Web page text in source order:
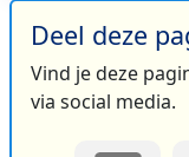
Deel deze
Vind je deze
via social media.